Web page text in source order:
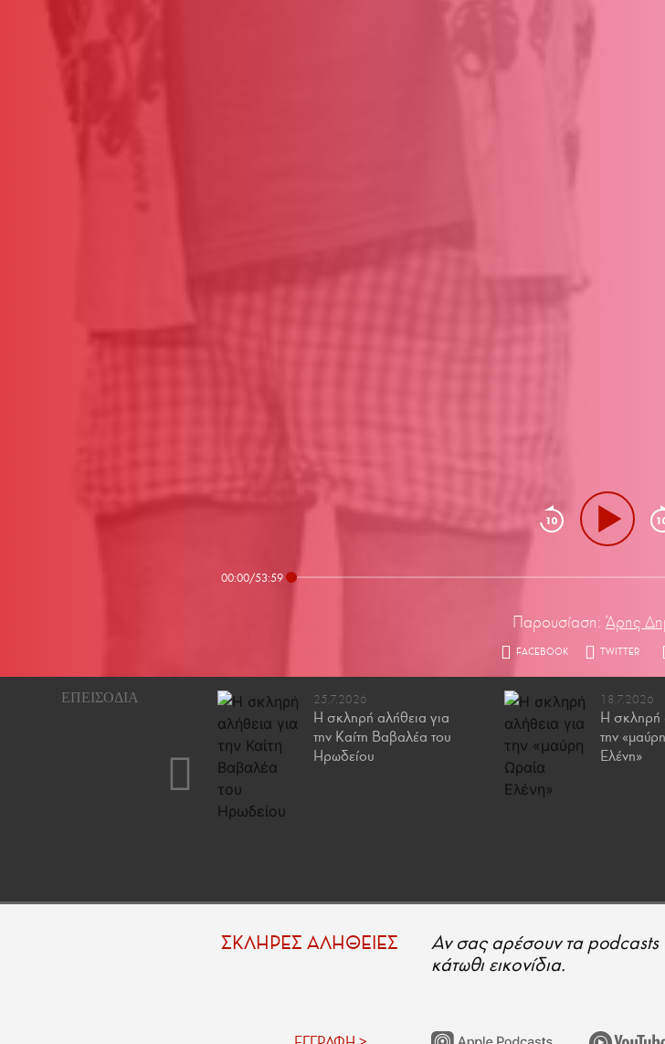
00:00/53:59
Παρουσίαση: Άρης
18.4.2026 25.7.2026
Η σκληρή αλήθεια για
την Καίτη Βαβαλέα του
Ηρωδείου
18.7.2026
Η σκληρή
την
Ελένη»
ΣΚΛΗΡΕΣ ΑΛΗΘΕΙΕΣ
Αν σας αρέσουν τα podcasts
κάτωθι εικονίδια.